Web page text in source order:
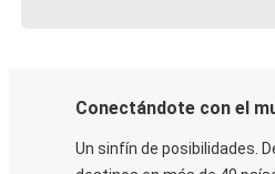
Conectándote con el
Un sinfín de posibilidades.